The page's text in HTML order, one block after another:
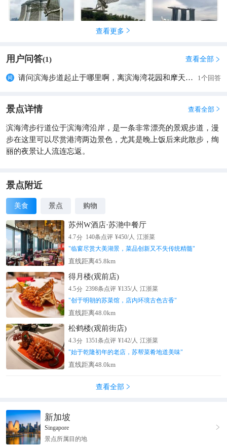
查看更多 
用户问答(1) 查看全部 
请问滨海步道起止于哪里啊，离滨海湾花园和摩天轮哪个更近啊 1个回答
景点详情 查看全部 
滨海湾步行道位于滨海湾沿岸，是一条非常漂亮的景观步道，漫
步在这里可以尽赏港湾两边景色，尤其是晚上饭后来此散步，绚
丽的夜景让人流连忘返。
景点附近
美食 景点 购物
苏州W酒店·苏滟中餐厅
4.7分 140条点评 ¥450/人 江浙菜
"临窗尽赏大美湖景，菜品创新又不失传统精髓"
直线距离45.8km
得月楼(观前店)
4.5分 2398条点评 ¥135/人 江浙菜
"创于明朝的苏菜馆，店内环境古色古香"
直线距离48.0km
松鹤楼(观前街店)
4.3分 1351条点评 ¥142/人 江浙菜
"始于乾隆初年的老店，苏帮菜肴地道美味"
直线距离48.0km
查看全部 
新加坡
Singapore
景点所属目的地
